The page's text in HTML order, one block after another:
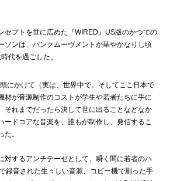
セプトを世に広めた『WIRED』US版のかつての
ソンは、パンクムーヴメントが華やかなりし頃
代を過ごした。
にかけて（実は、世界中で。そしてここ日本で
材が音源制作のコストが学生や若者たちに手に
それまでだったら決して世に出ることなどなか
ードコアな音楽を、誰もが制作し、発信するこ
。
対するアンチテーゼとして、瞬く間に若者のハ
録音された生々しい音源、コピー機で刷った手